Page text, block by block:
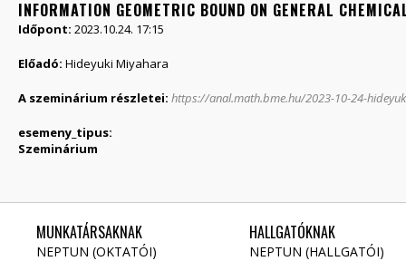
INFORMATION GEOMETRIC BOUND ON GENERAL
Időpont: 2023.10.24. 17:15
Előadó: Hideyuki Miyahara
A szeminárium részletei: https://anal.math.bme.hu/2023-10-24-
esemeny_tipus:
Szeminárium
MUNKATÁRSAKNAK
NEPTUN (OKTATÓI)
HALLGATÓKNAK
NEPTUN (HALLGATÓI)